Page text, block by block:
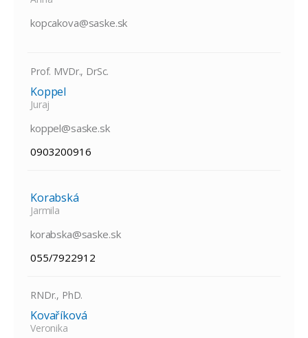
kopcakova@saske.sk
Prof. MVDr., DrSc.
Koppel
Juraj
koppel@saske.sk
0903200916
Korabská
Jarmila
korabska@saske.sk
055/7922912
RNDr., PhD.
Kovaříková
Veronika